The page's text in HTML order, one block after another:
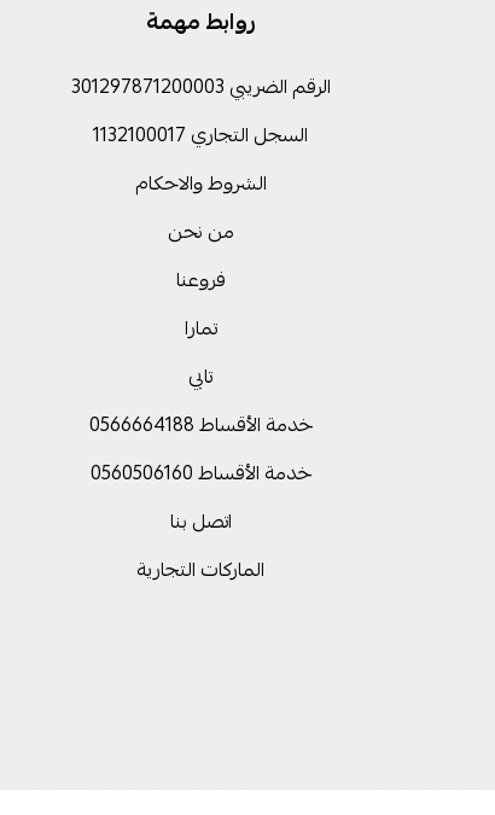
روابط مهمة
الرقم الضريبي 301297871200003
السجل التجاري 1132100017
الشروط والاحكام
من نحن
فروعنا
تمارا
تابي
خدمة الأقساط 0566664188
خدمة الأقساط 0560506160
اتصل بنا
الماركات التجارية